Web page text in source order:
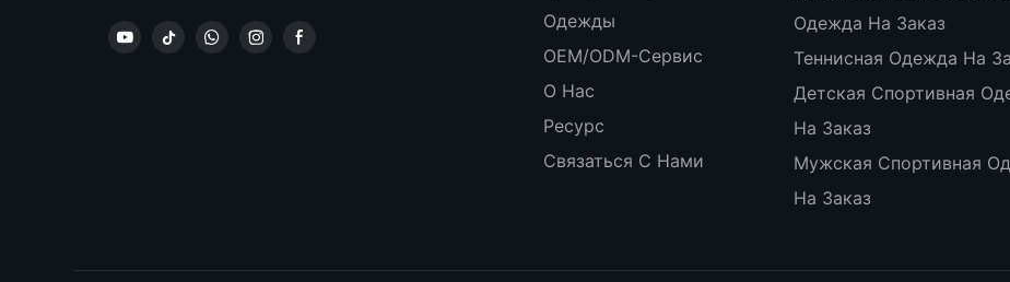
Одежды
OEM/ODM-Сервис
О Нас
Ресурс
Связаться С Нами
Одежда На Заказ
Теннисная Одежда На
Детская Спортивная
На Заказ
Мужская Спортивная
На Заказ